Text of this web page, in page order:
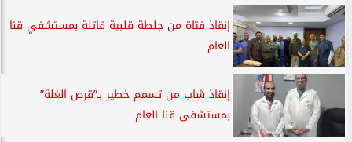
إنقاذ فتاة من جلطة قلبية قاتلة بمستشفي قنا
العام
إنقاذ شاب من تسمم خطير بـ”قرص الغلة”
بمستشفى قنا العام